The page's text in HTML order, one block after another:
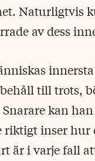
Naturligtvis
av dess
till trots,
kan
inser hur
är i varje fall